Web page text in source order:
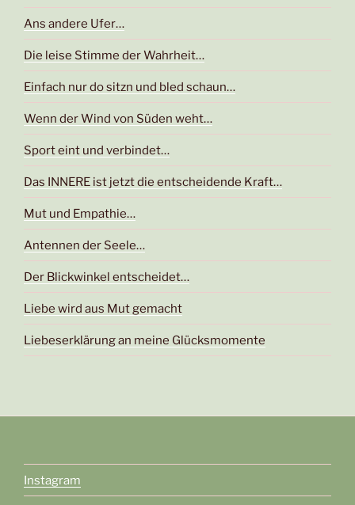
Ans andere Ufer…
Die leise Stimme der Wahrheit…
Einfach nur do sitzn und bled schaun…
Wenn der Wind von Süden weht…
Sport eint und verbindet…
Das INNERE ist jetzt die entscheidende Kraft…
Mut und Empathie…
Antennen der Seele…
Der Blickwinkel entscheidet…
Liebe wird aus Mut gemacht
Liebeserklärung an meine Glücksmomente
Instagram